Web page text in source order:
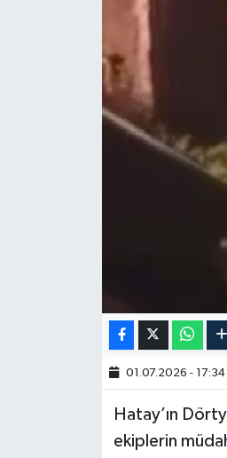
01.07.2026 - 17:34
Hatay’ın
ekiplerin